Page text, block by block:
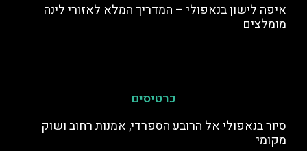
איפה לישון בנאפולי – המדריך המלא לאזורי לינה
מומלצים
כרטיסים
סיור בנאפולי אל הרובע הספרדי, אמנות רחוב ושוק
מקומי